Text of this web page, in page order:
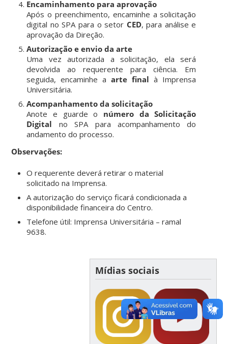
Encaminhamento para aprovação
Após o preenchimento, encaminhe a solicitação
digital no SPA para o setor CED, para análise e
aprovação da Direção.
Autorização e envio da arte
Uma vez autorizada a solicitação, ela será
devolvida ao requerente para ciência. Em
seguida, encaminhe aarte final à Imprensa
Universitária.
Acompanhamento da solicitação
Anote e guarde o número da Solicitação
Digital no SPA para acompanhamento do
andamento do processo.
Observações:
O requerente deverá retirar o material
solicitado na Imprensa.
A autorização do serviço ficará condicionada a
disponibilidade financeira do Centro.
Telefone útil: Imprensa Universitária – ramal
9638.
Mídias sociais